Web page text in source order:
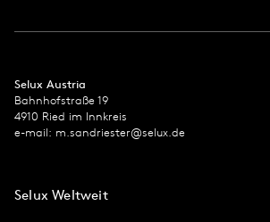
Selux Austria
Bahnhofstraße 19
4910 Ried im Innkreis
e-mail: m.sandriester@selux.de
Selux Weltweit